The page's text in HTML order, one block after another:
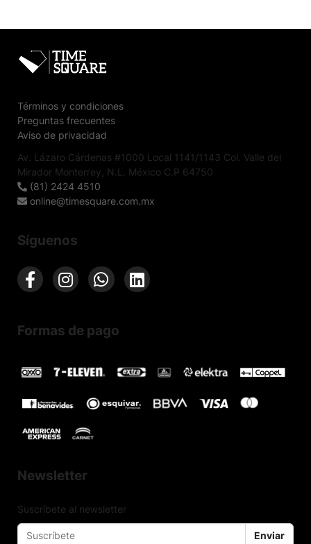
Términos y condiciones
Preguntas frecuentes
Aviso de privacidad
Av. Lázaro Cárdenas #1000 Local 1141/1143 Col. Valle del
Mirador Monterrey, N.L. México C.P 64750
(81) 2424 4510
online@timesquare.com.mx
Síguenos
Formas de pago
Newsletter
Suscríbete al newsletter
Enviar